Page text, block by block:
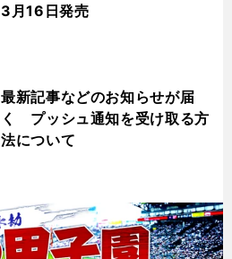
3月16日発売
最新記事などのお知らせが届
く プッシュ通知を受け取る方
法について